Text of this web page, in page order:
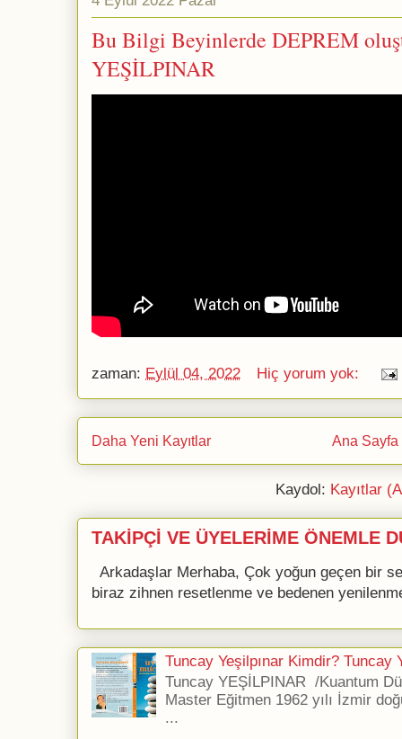
Bu Bilgi Beyinlerde DEPREM
YEŞİLPINAR
zaman: Eylül 04, 2022 Hiç yorum yok:
Daha Yeni Kayıtlar Ana Sayfa
Kaydol: Kayıtlar
TAKİPÇİ VE ÜYELERİME ÖNEMLE
Arkadaşlar Merhaba, Çok yoğun geçen bir
biraz zihnen resetlenme ve bedenen
Tuncay Yeşilpınar Kimdir? Tuncay
Tuncay YEŞİLPINAR /Kuantum
Master Eğitmen 1962 yılı İzmir
...